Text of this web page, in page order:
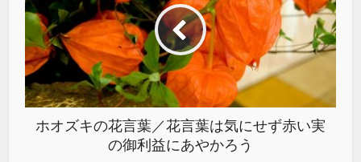
ホオズキの花言葉／花言葉は気にせず赤い実
の御利益にあやかろう